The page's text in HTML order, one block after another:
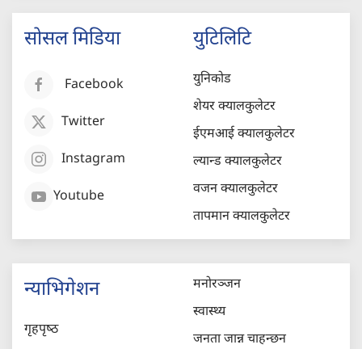
सोसल मिडिया
Facebook
Twitter
Instagram
Youtube
युटिलिटि
युनिकोड
शेयर क्यालकुलेटर
ईएमआई क्यालकुलेटर
ल्यान्ड क्यालकुलेटर
वजन क्यालकुलेटर
तापमान क्यालकुलेटर
न्याभिगेशन
गृहपृष्‍ठ
मनोरञ्जन
स्वास्थ्य
जनता जान्न चाहन्छन